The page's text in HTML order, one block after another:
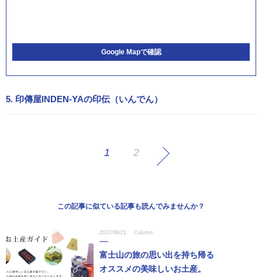
Google Mapで確認
5. 印傳屋INDEN-YAの印伝（いんでん）
1 2
この記事に似ている記事も読んでみませんか？
2017/06/21 Column
富士山の旅の思い出を持ち帰る
オススメの美味しいお土産。